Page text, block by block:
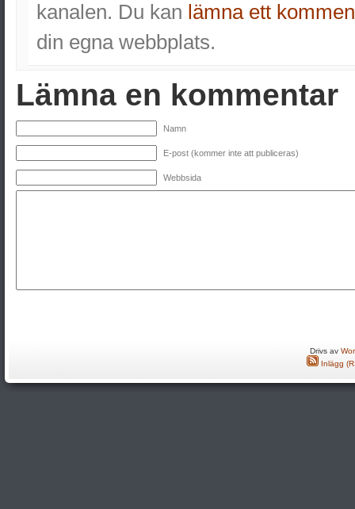
kanalen. Du kan lämna ett
din egna webbplats.
Lämna en kommentar
Namn
E-post (kommer inte att publiceras)
Webbsida
Drivs av
Inlägg